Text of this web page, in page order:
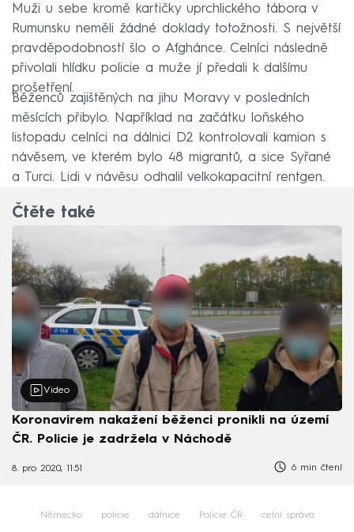
Muži u sebe kromě kartičky uprchlického tábora v
Rumunsku neměli žádné doklady totožnosti. S největší
pravděpodobností šlo o Afghánce. Celníci následně
přivolali hlídku policie a muže jí předali k dalšímu
prošetření.
Běženců zajištěných na jihu Moravy v posledních
měsících přibylo. Například na začátku loňského
listopadu celníci na dálnici D2 kontrolovali kamion s
návěsem, ve kterém bylo 48 migrantů, a sice Syřané
a Turci. Lidi v návěsu odhalil velkokapacitní rentgen.
Čtěte také
Video
Koronavirem nakažení běženci pronikli na území
ČR. Policie je zadržela v Náchodě
8. pro 2020, 11:51 6 min čtení
Německo policie dálnice Policie ČR celní správa